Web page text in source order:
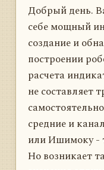
Добрый день.
себе мощный
создание и
построении
расчета
не составляет
средние и
или Ишимоку -
Но возникает